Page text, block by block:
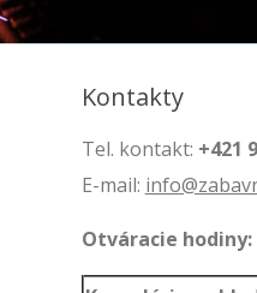
Kontakty
Tel. kontakt: +421
E-mail:
Otváracie hodiny: